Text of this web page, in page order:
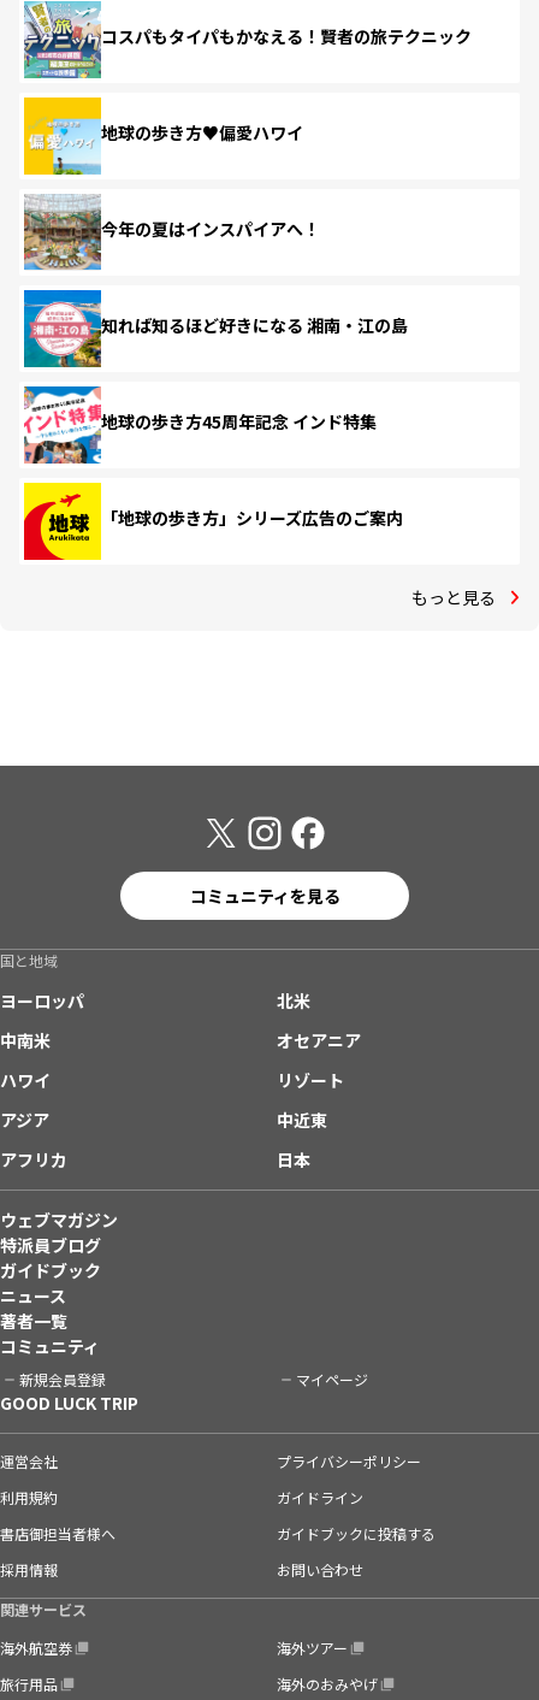
コスパもタイパもかなえる！賢者の旅テクニック
地球の歩き方♥偏愛ハワイ
今年の夏はインスパイアへ！
知れば知るほど好きになる 湘南・江の島
地球の歩き方45周年記念 インド特集
「地球の歩き方」シリーズ広告のご案内
もっと見る
コミュニティを見る
国と地域
ヨーロッパ
北米
中南米
オセアニア
ハワイ
リゾート
アジア
中近東
アフリカ
日本
ウェブマガジン
特派員ブログ
ガイドブック
ニュース
著者一覧
コミュニティ
新規会員登録 マイページ
GOOD LUCK TRIP
運営会社
プライバシーポリシー
利用規約
ガイドライン
書店御担当者様へ
ガイドブックに投稿する
採用情報
お問い合わせ
関連サービス
海外航空券
海外ツアー
旅行用品
海外のおみやげ